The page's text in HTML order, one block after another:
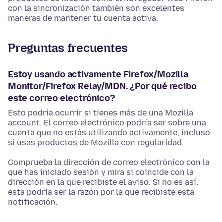
con la sincronización también son excelentes
maneras de mantener tu cuenta activa.
Preguntas frecuentes
Estoy usando activamente Firefox/Mozilla
Monitor/Firefox Relay/MDN. ¿Por qué recibo
este correo electrónico?
Esto podría ocurrir si tienes más de una Mozilla
account. El correo electrónico podría ser sobre una
cuenta que no estás utilizando activamente, incluso
si usas productos de Mozilla con regularidad.
Comprueba la dirección de correo electrónico con la
que has iniciado sesión y mira si coincide con la
dirección en la que recibiste el aviso. Si no es así,
esta podría ser la razón por la que recibiste esta
notificación.